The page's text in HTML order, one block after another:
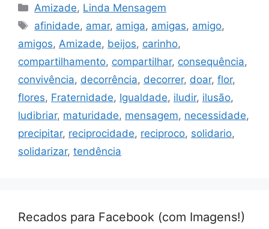
Categorias
Amizade, Linda Mensagem
Tags
afinidade, amar, amiga, amigas, amigo,
amigos, Amizade, beijos, carinho,
compartilhamento, compartilhar, consequência,
convivência, decorrência, decorrer, doar, flor,
flores, Fraternidade, Igualdade, iludir, ilusão,
ludibriar, maturidade, mensagem, necessidade,
precipitar, reciprocidade, reciproco, solidario,
solidarizar, tendência
Recados para Facebook (com Imagens!)